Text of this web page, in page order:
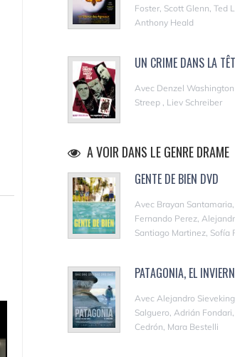
Foster, Scott Glenn, Ted
Anthony Heald
UN CRIME DANS LA
Avec Denzel Washington
Streep , Liev Schreiber
A VOIR DANS LE GENRE DRAME
GENTE DE BIEN DVD
Avec Brayan
Fernando Perez,
Santiago Martinez, Sofía
PATAGONIA, EL
Avec Alejandro
Salguero, Adrián
Cedrón, Mara Bestelli